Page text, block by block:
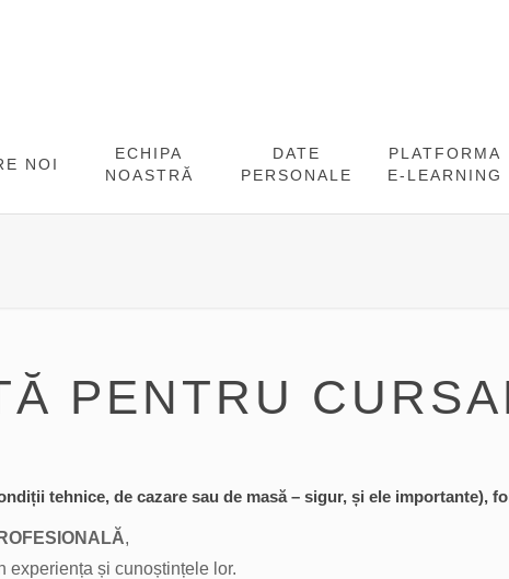
NOI
ECHIPA
NOASTRĂ
DATE
PERSONALE
PLATFORMA
E-LEARNING
PENTRU
tehnice, de cazare sau de masă – sigur, și ele importante),
,
experiența și cunoștințele lor.